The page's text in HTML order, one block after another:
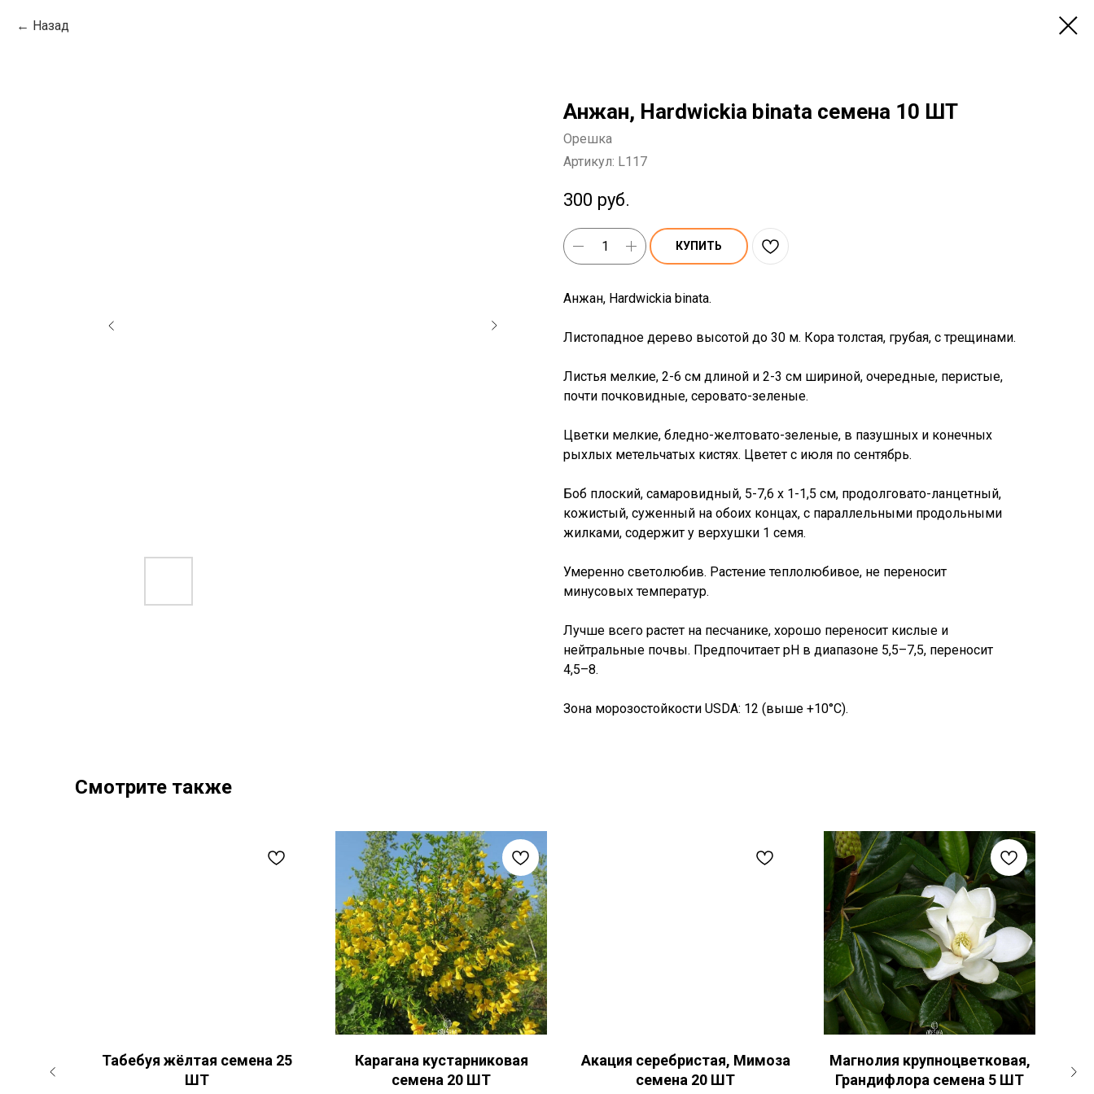
Назад
Анжан, Hardwickia binata семена 10 ШТ
Орешка
Артикул: L117
300 руб.
КУПИТЬ
Анжан, Hardwickia binata.
Листопадное дерево высотой до 30 м. Кора толстая, грубая, с трещинами.
Листья мелкие, 2-6 см длиной и 2-3 см шириной, очередные, перистые,
почти почковидные, серовато-зеленые.
Цветки мелкие, бледно-желтовато-зеленые, в пазушных и конечных
рыхлых метельчатых кистях. Цветет с июля по сентябрь.
Боб плоский, самаровидный, 5-7,6 х 1-1,5 см, продолговато-ланцетный,
кожистый, суженный на обоих концах, с параллельными продольными
жилками, содержит у верхушки 1 семя.
Умеренно светолюбив. Растение теплолюбивое, не переносит
минусовых температур.
Лучше всего растет на песчанике, хорошо переносит кислые и
нейтральные почвы. Предпочитает pH в диапазоне 5,5–7,5, переносит
4,5–8.
Зона морозостойкости USDA: 12 (выше +10°C).
Смотрите также
Табебуя жёлтая семена 25
ШТ
Карагана кустарниковая
семена 20 ШТ
Акация серебристая, Мимоза
семена 20 ШТ
Магнолия крупноцветковая,
Грандифлора семена 5 ШТ